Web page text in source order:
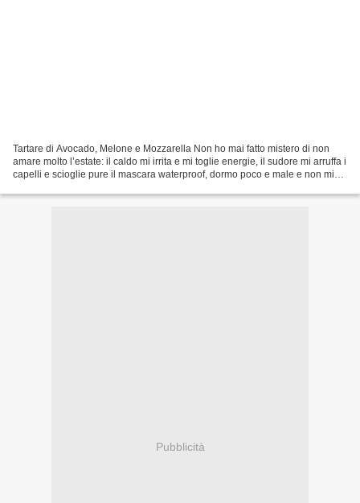
Tartare di Avocado, Melone e Mozzarella Non ho mai fatto mistero di non
amare molto l’estate: il caldo mi irrita e mi toglie energie, il sudore mi arruffa i
capelli e scioglie pure il mascara waterproof, dormo poco e male e non mi
Pubblicità